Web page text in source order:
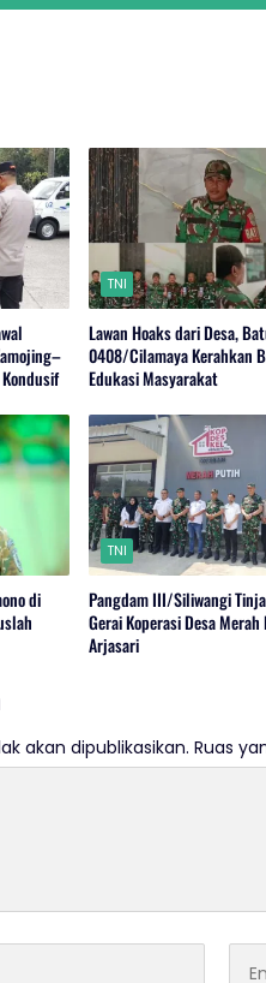
TNI
Lawan Hoaks dari Desa,
0408/Cilamaya Kerahkan
Edukasi Masyarakat
di
TNI
Pangdam III/Siliwangi
Gerai Koperasi Desa
Arjasari
akan dipublikasikan. Ruas